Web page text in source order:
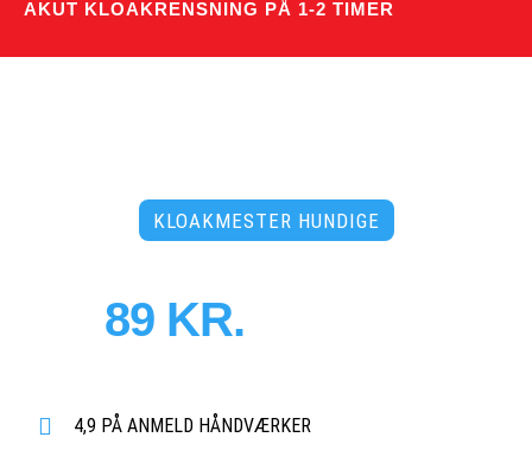
AKUT KLOAKRENSNING PÅ 1-2 TIMER
KLOAKMESTER HUNDIGE
89 KR.
4,9 PÅ ANMELD HÅNDVÆRKER